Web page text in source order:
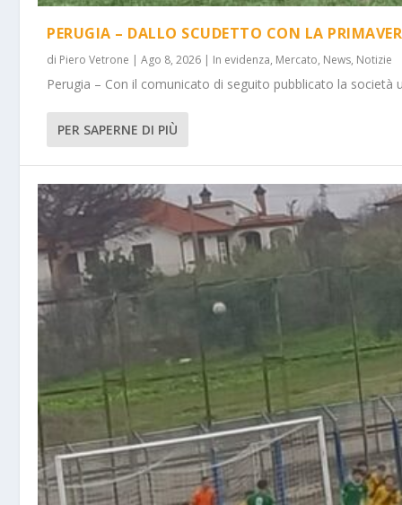
PERUGIA – DALLO SCUDETTO CON LA
di Piero Vetrone |Ago 8, 2026 | In evidenza, Mercato, News, Notizie
Perugia – Con il comunicato di seguito pubblicato la società
PER SAPERNE DI PIÙ